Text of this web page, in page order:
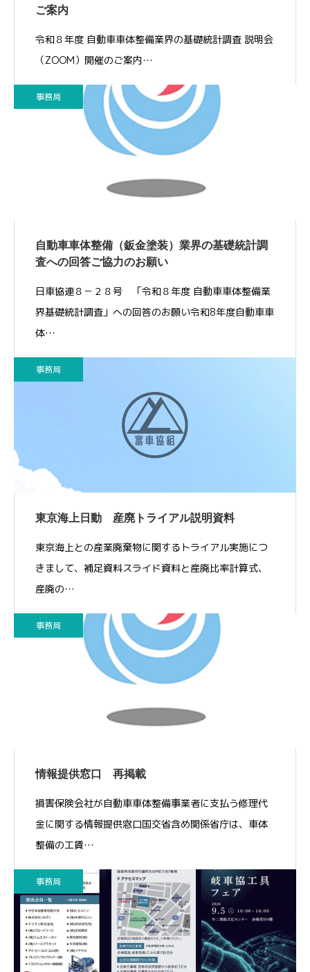
ご案内
令和８年度 自動車車体整備業界の基礎統計調査 説明会
（ZOOM）開催のご案内…
事務局
自動車車体整備（鈑金塗装）業界の基礎統計調
査への回答ご協力のお願い
日車協連８－２８号 「令和８年度 自動車車体整備業
界基礎統計調査」への回答のお願い令和8年度自動車車
体…
事務局
東京海上日動 産廃トライアル説明資料
東京海上との産業廃棄物に関するトライアル実施につ
きまして、補足資料スライド資料と産廃比率計算式、
産廃の…
事務局
情報提供窓口 再掲載
損害保険会社が自動車車体整備事業者に支払う修理代
金に関する情報提供窓口国交省含め関係省庁は、車体
整備の工賃…
事務局